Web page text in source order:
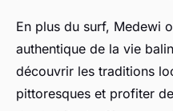
En plus du surf, Medewi
authentique de la vie
découvrir les traditions
pittoresques et profiter